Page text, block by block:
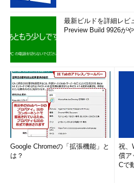
最新ビルドを詳細レビ
Preview Build 9926が
Google Chromeの「拡張機能」と
は？
祝、
償ア
Cで